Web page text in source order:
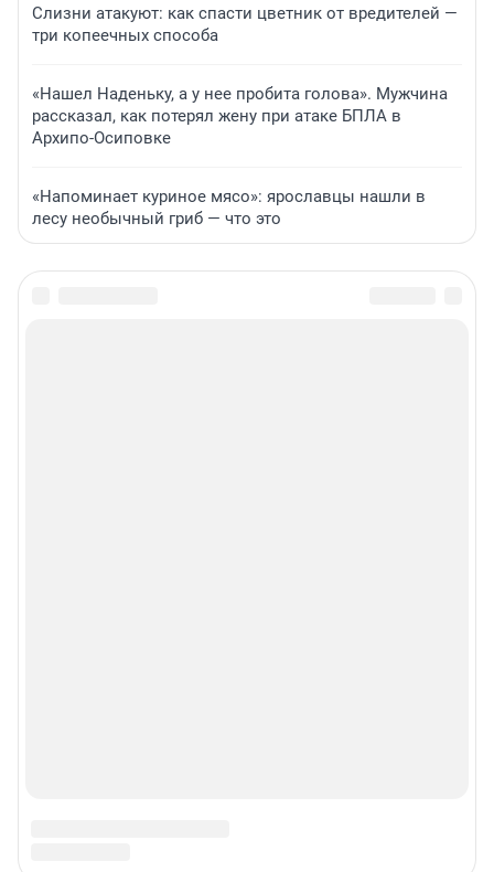
Слизни атакуют: как спасти цветник от вредителей —
три копеечных способа
«Нашел Наденьку, а у нее пробита голова». Мужчина
рассказал, как потерял жену при атаке БПЛА в
Архипо-Осиповке
«Напоминает куриное мясо»: ярославцы нашли в
лесу необычный гриб — что это